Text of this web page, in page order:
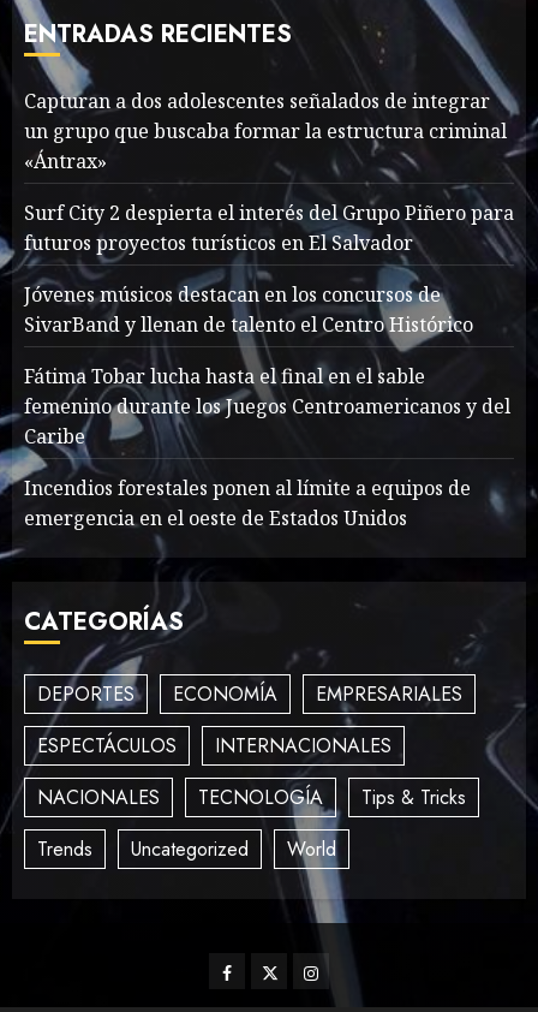
7
Fall 2018
MAYO 16, 2024 765
1
Searching for the
forgotten heroes of World
War Two
MAYO 14, 2024 860
2
What’s Scarier Than the
Sex Talk? Its About Weight
MAYO 14, 2024 862
3
How To Write Award
Winning Blog Headlines
4
How Many of These Italian
Foods Have You Tried?
MAYO 14, 2024 810
Need to Know About the
Classic Cars in a Retro
MAYO 14, 2024
ENTRADAS RECIENTES
Capturan a dos adolescentes señalados de integrar
un grupo que buscaba formar la estructura criminal
«Ántrax»
Surf City 2 despierta el interés del Grupo Piñero para
futuros proyectos turísticos en El Salvador
Jóvenes músicos destacan en los concursos de
SivarBand y llenan de talento el Centro Histórico
Fátima Tobar lucha hasta el final en el sable
femenino durante los Juegos Centroamericanos y del
Caribe
Incendios forestales ponen al límite a equipos de
emergencia en el oeste de Estados Unidos
CATEGORÍAS
DEPORTES ECONOMÍA
EMPRESARIALES
ESPECTÁCULOS
INTERNACIONALES
NACIONALES
TECNOLOGÍA
Tips & Tricks
Trends
Uncategorized World
Facebook
TwitterInstagram